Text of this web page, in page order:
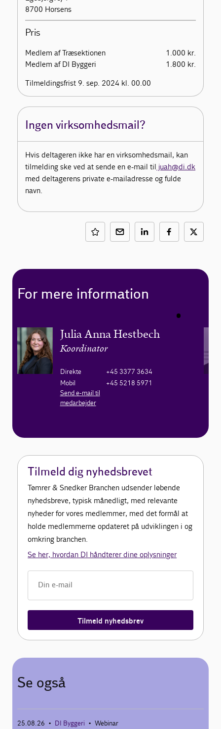
8700 Horsens
Pris
Medlem af Træsektionen
1.000 kr.
Medlem af DI Byggeri
1.800 kr.
Tilmeldingsfrist 9. sep. 2024 kl. 00.00
Ingen virksomhedsmail?
Hvis deltageren ikke har en virksomhedsmail, kan
tilmelding ske ved at sende en e-mail til juah@di.dk
med deltagerens private e-mailadresse og fulde
navn.
For mere information
Julia Anna Hestbech
Koordinator
Direkte
+45 3377 3634
Mobil
+45 5218 5971
Send e-mail til
medarbejder
Tilmeld dig nyhedsbrevet
Tømrer & Snedker Branchen udsender løbende
nyhedsbreve, typisk månedligt, med relevante
nyheder for vores medlemmer, med det formål at
holde medlemmerne opdateret på udviklingen i og
omkring branchen.
Se her, hvordan DI håndterer dine oplysninger
Tilmeld nyhedsbrev
Se også
25.08.26 • DI Byggeri • Webinar